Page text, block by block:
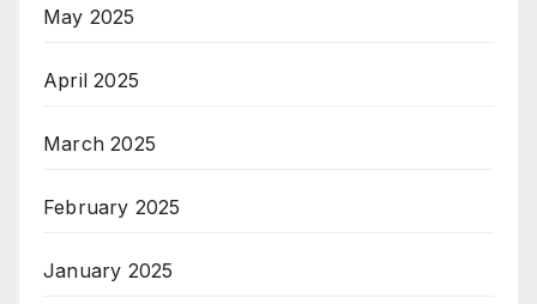
May 2025
April 2025
March 2025
February 2025
January 2025